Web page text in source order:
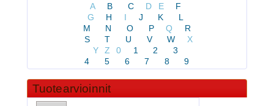
3.90€
BKK 6062-1X Black Ni...
A B C D E
F
G
H I J K
L
M
N O P Q
R
S
T U V W
X
Y
Z 0 1 2
3
4
5 6 7 8 9
Tuotearvioinnit